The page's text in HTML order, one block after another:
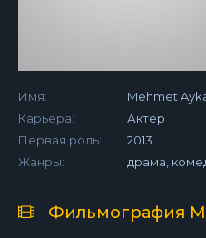
Имя:
Mehmet
Карьера:
Актер
Первая роль:
2013
Жанры:
драма,
Фильмография